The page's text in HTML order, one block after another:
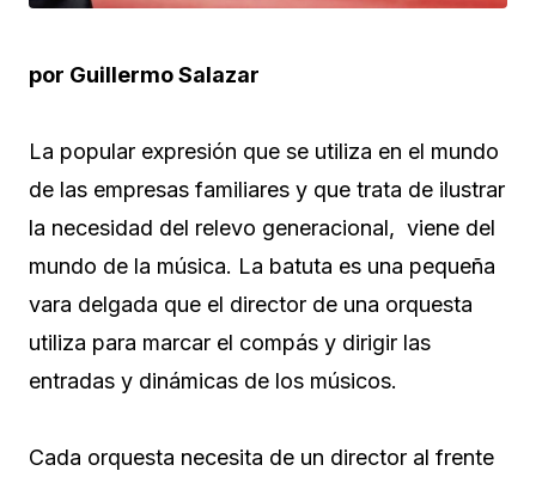
por Guillermo Salazar
La popular expresión que se utiliza en el mundo
de las empresas familiares y que trata de ilustrar
la necesidad del relevo generacional, viene del
mundo de la música. La batuta es una pequeña
vara delgada que el director de una orquesta
utiliza para marcar el compás y dirigir las
entradas y dinámicas de los músicos.
Cada orquesta necesita de un director al frente